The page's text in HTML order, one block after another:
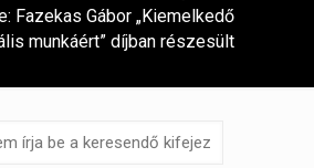
Fazekas Gábor „Kiemelkedő
munkáért” díjban részesült